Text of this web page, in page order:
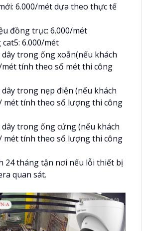
6.000/mét dựa theo thực tế
đồng trục: 6.000/mét
6.000/mét
trong ống xoắn(nếu khách
mét tính theo số mét thi công
trong nẹp điện (nếu khách
mét tính theo số lượng thi công
trong ống cứng (nếu khách
mét tính theo số lượng thi công
24 tháng tận nơi nếu lỗi thiết bị
quan sát.